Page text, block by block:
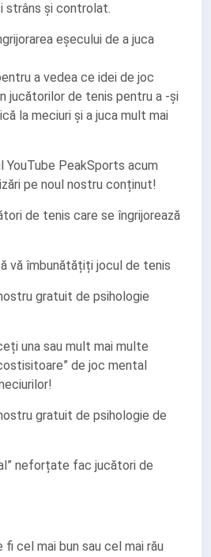
strâns și controlat.
eșecului de a juca
a vedea ce idei de joc
jucătorilor de tenis pentru a -și
la meciuri și a juca mult mai
YouTube PeakSports acum
pe noul nostru conținut!
de tenis care se îngrijorează
vă îmbunătățiți jocul de tenis
gratuit de psihologie
una sau mult mai multe
de joc mental
gratuit de psihologie de
neforțate fac jucători de
cel mai bun sau cel mai rău